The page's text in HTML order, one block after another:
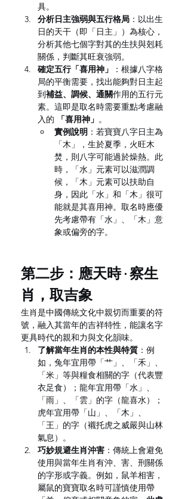
具。
分析日主強弱與五行格局 ：以出生
日的天干（即「日主」）為核心，
分析其他七個字對其的生扶與剋耗
關係，判斷其旺衰強弱。
確定五行「喜用神」
：根據八字格
局的平衡需要，找出能夠對日主起
到補益、調候、通關作用的五行元
素。這即是取名時需要重點考慮融
入的
「喜用神」 。
實例說明 ：若寶寶八字日主為
「木」，生於夏季，火旺木
焚，則八字可能過於燥熱。此
時，「水」元素可以滋潤調
候，「木」元素可以扶助自
身，因此「水」和「木」很可
能就是其喜用神。取名時應優
先考慮帶有「水」、「木」意
象或偏旁的字。
第二步：應天時 · 察生
肖，取吉象
生肖是中國傳統文化中親切而重要的符
號，融入其當年的吉祥特性，能讓名字
更具時代的親和力與文化韻味。
了解當年生肖的本性與特質 ：例
如，兔年宜用帶「艹」、「禾」、
「米」等與糧食相關的字（代表豐
衣足食）；龍年宜用帶「水」、
「雨」、「雲」的字（龍喜水）；
虎年宜用帶「山」、「木」、
「王」的字（襯托虎之威嚴與山林
氣息）。
巧妙規避生肖沖害 ：傳統上會避免
使用與當年生肖有沖、害、刑關係
的字形或字義。例如，鼠羊相害，
屬鼠的寶寶取名時可謹慎使用帶